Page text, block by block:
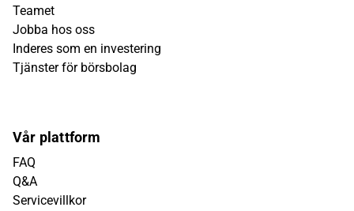
Teamet
Jobba hos oss
Inderes som en investering
Tjänster för börsbolag
Vår plattform
FAQ
Q&A
Servicevillkor